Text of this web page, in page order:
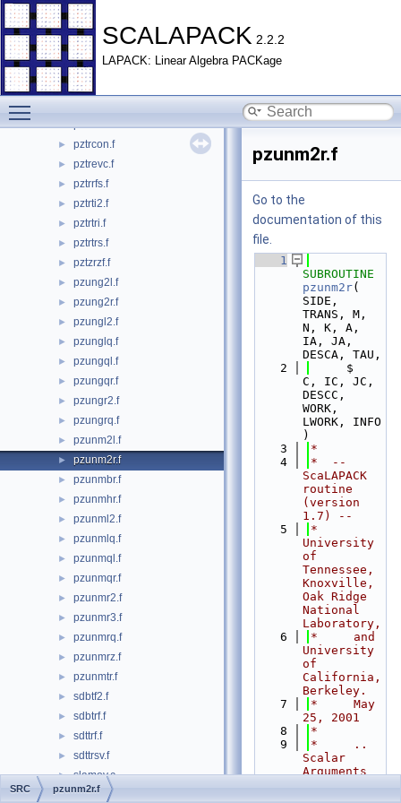
SCALAPACK 2.2.2
LAPACK: Linear Algebra PACKage
► pzpotrs.f
► pzptsv.f
► pzpttrf.f
► pzpttrs.f
► pzpttrsv.f
► pzstein.f
► pztrcon.f
► pztrevc.f
► pztrrfs.f
► pztrti2.f
► pztrtri.f
► pztrtrs.f
► pztzrzf.f
► pzung2l.f
► pzung2r.f
► pzungl2.f
► pzunglq.f
► pzungql.f
► pzungqr.f
► pzungr2.f
► pzungrq.f
► pzunm2l.f
► pzunm2r.f
► pzunmbr.f
► pzunmhr.f
► pzunml2.f
► pzunmlq.f
► pzunmql.f
► pzunmqr.f
► pzunmr2.f
► pzunmr3.f
► pzunmrq.f
► pzunmrz.f
► pzunmtr.f
► sdbtf2.f
► sdbtrf.f
► sdttrf.f
► sdttrsv.f
► slamov.c
► slamsh.f
pzunm2r.f
Go to the
documentation of this
file.
    1
pzunm2r(
SIDE,
TRANS, M,
N, K, A,
IA, JA,
DESCA, TAU,
    2
     $
C, IC, JC,
DESCC,
WORK,
LWORK, INFO
)
    3
*
    4
*  --
ScaLAPACK
routine
(version
1.7) --
    5
*
University
of
Tennessee,
Knoxville,
Oak Ridge
National
Laboratory,
    6
*     and
University
of
California,
Berkeley.
    7
*     May
25, 2001
    8
*
    9
*     ..
Scalar
Arguments
..
SRC pzunm2r.f